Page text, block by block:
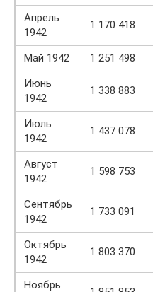
Апрель
1942
1 170 418
Май 1942 1 251 498
Июнь
1942
1 338 883
Июль
1942
1 437 078
Август
1942
1 598 753
Сентябрь
1942
1 733 091
Октябрь
1942
1 803 370
Ноябрь